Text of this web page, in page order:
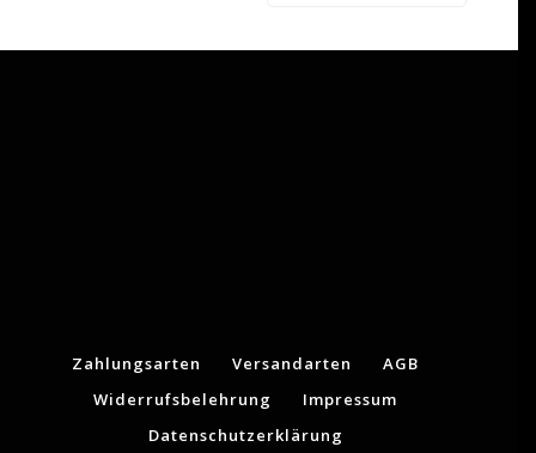
Zahlungsarten Versandarten
AGB
Widerrufsbelehrung
Impressum
Datenschutzerklärung